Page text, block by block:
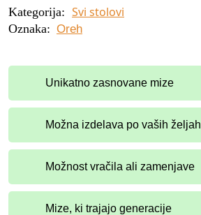
Kategorija: Svi stolovi
Oznaka: Oreh
Unikatno zasnovane mize
Možna izdelava po vaših željah
Možnost vračila ali zamenjave
Mize, ki trajajo generacije